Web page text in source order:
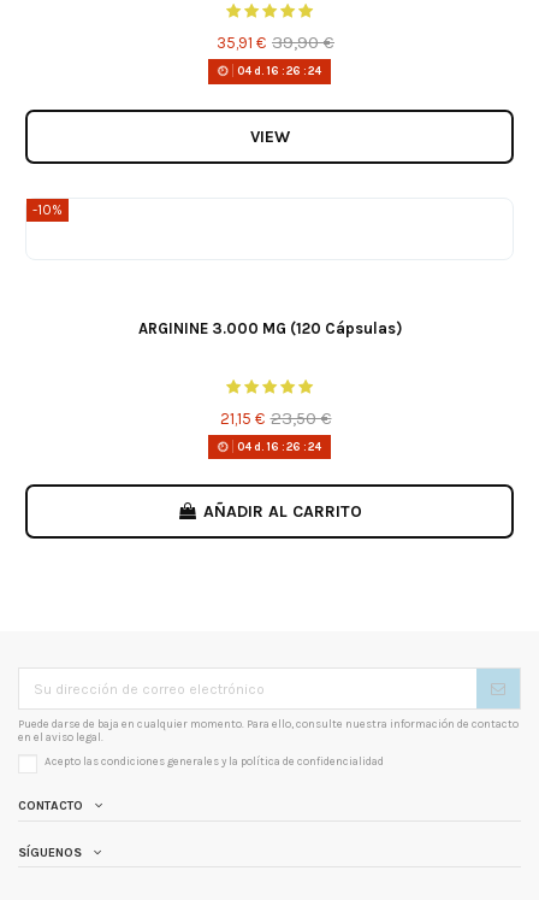
35,91 € 39,90 €
04d. 16 :26 :24
VIEW
-10%
ARGININE 3.000 MG (120 Cápsulas)
21,15 € 23,50 €
04d. 16 :26 :24
AÑADIR AL CARRITO
Puede darse de baja en cualquier momento. Para ello, consulte nuestra información de contacto
en el aviso legal.
Acepto las condiciones generales y la política de confidencialidad
CONTACTO
SÍGUENOS